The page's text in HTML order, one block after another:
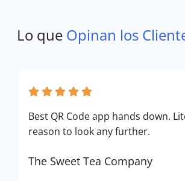
Lo que Opinan los
Best QR Code app hands down.
reason to look any further.
The Sweet Tea Company